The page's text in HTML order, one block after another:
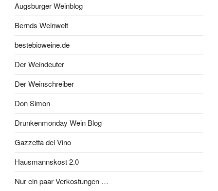
Augsburger Weinblog
Bernds Weinwelt
bestebioweine.de
Der Weindeuter
Der Weinschreiber
Don Simon
Drunkenmonday Wein Blog
Gazzetta del Vino
Hausmannskost 2.0
Nur ein paar Verkostungen …